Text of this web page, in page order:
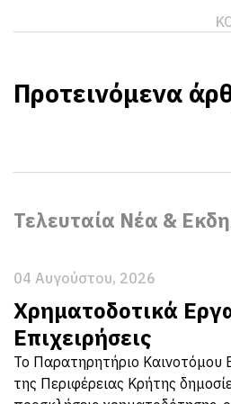
Προτεινόμενα
Τελευταία Νέα &
04 Αυγούστου, 2026
Χρηματοδοτικά
Επιχειρήσεις
Το Παρατηρητήριο Καινοτόμου
της Περιφέρειας Κρήτης